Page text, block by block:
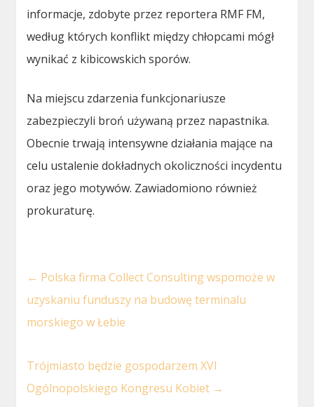
informacje, zdobyte przez reportera RMF FM,
według których konflikt między chłopcami mógł
wynikać z kibicowskich sporów.
Na miejscu zdarzenia funkcjonariusze
zabezpieczyli broń używaną przez napastnika.
Obecnie trwają intensywne działania mające na
celu ustalenie dokładnych okoliczności incydentu
oraz jego motywów. Zawiadomiono również
prokuraturę.
← Polska firma Collect Consulting wspomoże w
uzyskaniu funduszy na budowę terminalu
morskiego w Łebie
Trójmiasto będzie gospodarzem XVI
Ogólnopolskiego Kongresu Kobiet →